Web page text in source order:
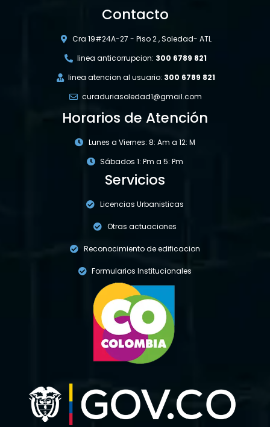
Contacto
Cra 19#24A-27 - Piso 2 , Soledad- ATL
linea anticorrupcion: 300 6789 821
linea atencion al usuario: 300 6789 821
curaduriasoledad1@gmail.com
Horarios de Atención
Lunes a Viernes: 8: Am a 12: M
Sábados 1: Pm a 5: Pm
Servicios
Licencias Urbanisticas
Otras actuaciones
Reconocimiento de edificacion
Formularios Institucionales